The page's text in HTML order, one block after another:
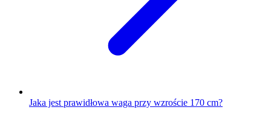
Jaka jest prawidłowa waga przy wzroście 170 cm?